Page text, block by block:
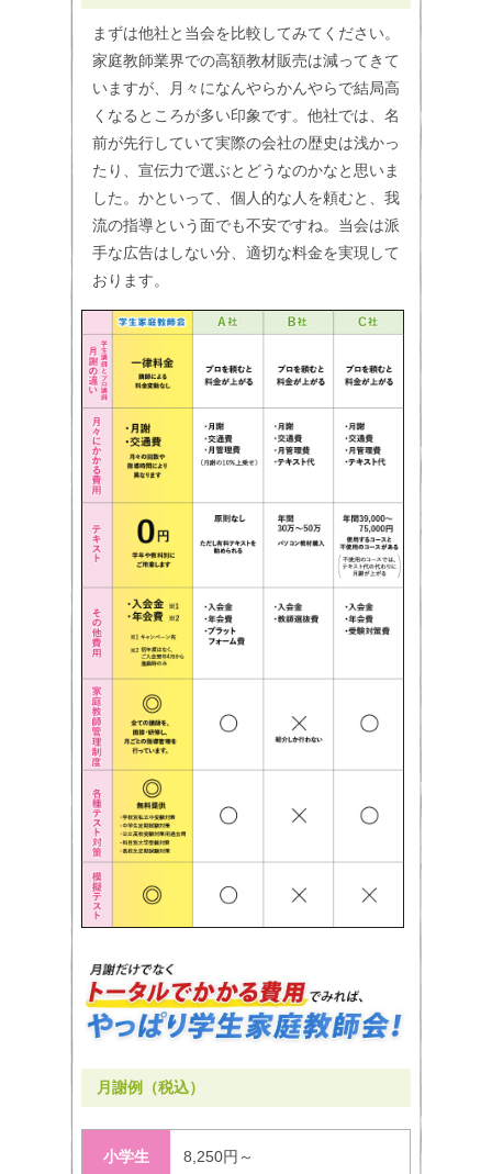
まずは他社と当会を比較してみてください。
家庭教師業界での高額教材販売は減ってきて
いますが、月々になんやらかんやらで結局高
くなるところが多い印象です。他社では、名
前が先行していて実際の会社の歴史は浅かっ
たり、宣伝力で選ぶとどうなのかなと思いま
した。かといって、個人的な人を頼むと、我
流の指導という面でも不安ですね。当会は派
手な広告はしない分、適切な料金を実現して
おります。
月謝例（税込）
小学生 8,250円～